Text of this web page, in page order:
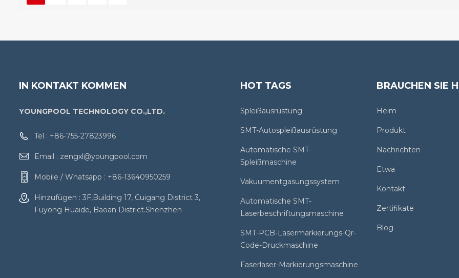
IN KONTAKT KOMMEN
YOUNGPOOL TECHNOLOGY CO.,LTD.
Tel : +86-755-27823996
Email : zengxl@youngpool.com
Mobile / Whatsapp : +86-13640950259
Hinzufügen : 3F,Building 17, Cuigang District 3,
Fuyong Huaide, Baoan District.Shenzhen
HOT TAGS
Spleißausrüstung
SMT-Autospleißausrüstung
Automatische SMT-
Spleißmaschine
Vakuumentgasungssystem
Automatische SMT-
Laserbeschriftungsmaschine
SMT-PCB-Lasermarkierungs-Qr-
Code-Druckmaschine
Faserlaser-Markierungsmaschine
BRAUCHEN SIE
Heim
Produkt
Nachrichten
Etwa
Kontakt
Zertifikate
Blog